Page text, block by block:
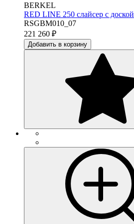
BERKEL
RED LINE 250 слайсер с доской
RSGBM010_07
221 260 ₽
Добавить в корзину